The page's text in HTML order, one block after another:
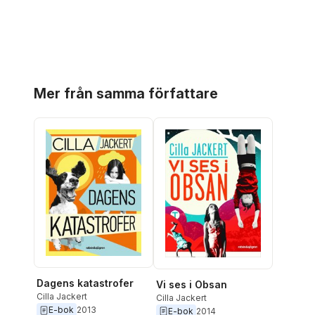
Mer från samma författare
Dagens katastrofer
Cilla Jackert
E-bok 2013
Vi ses i Obsan
Cilla Jackert
E-bok 2014